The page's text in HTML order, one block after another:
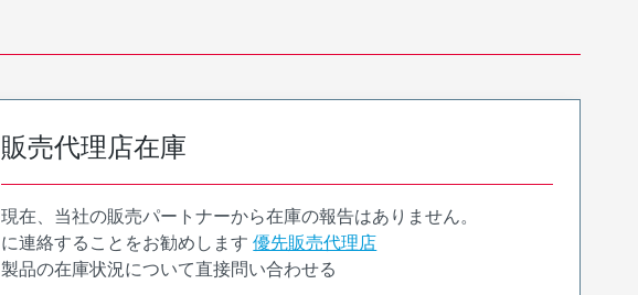
販売代理店在庫
現在、当社の販売パートナーから在庫の報告はありません。
に連絡することをお勧めします 優先販売代理店
製品の在庫状況について直接問い合わせる